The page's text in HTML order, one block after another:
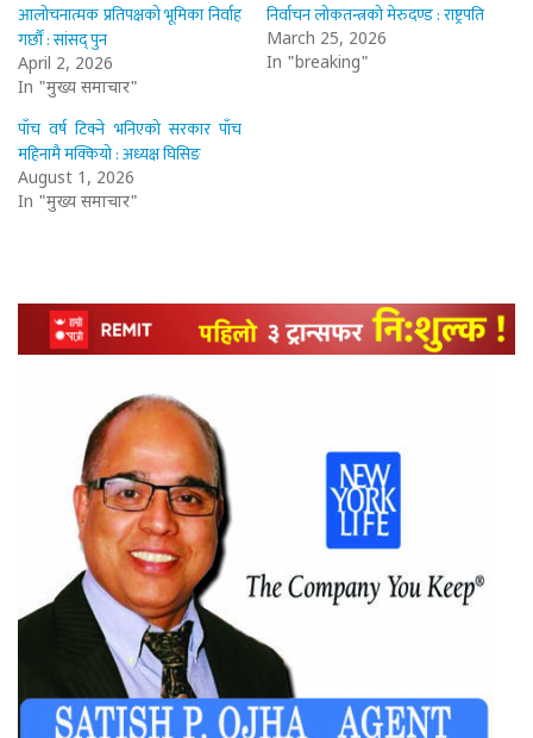
आलोचनात्मक प्रतिपक्षको भूमिका निर्वाह
गर्छौं : सांसद् पुन
April 2, 2026
In "मुख्य समाचार"
निर्वाचन लोकतन्त्रको मेरुदण्ड : राष्ट्रपति
March 25, 2026
In "breaking"
पाँच वर्ष टिक्ने भनिएको सरकार पाँच
महिनामै मक्कियो : अध्यक्ष घिसिङ
August 1, 2026
In "मुख्य समाचार"